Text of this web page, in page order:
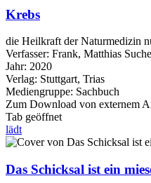
Krebs
die Heilkraft der Naturmedizin
Verfasser: Frank, Matthias
Jahr: 2020
Verlag: Stuttgart, Trias
Mediengruppe: Sachbuch
Zum Download von externem
Tab geöffnet
lädt
Das Schicksal ist ein